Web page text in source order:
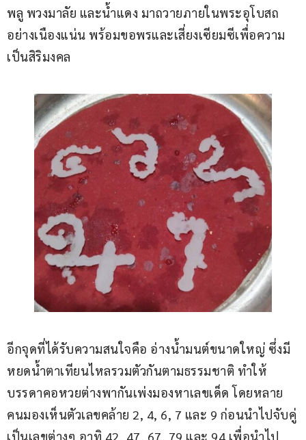
พลู พวงมาลัย และน้ำแดง มาถวายภายในพระอุโบสถ
อย่างเนืองแน่น พร้อมขอพรและเสี่ยงเซียมซีเพื่อความ
เป็นสิริมงคล
อีกจุดที่ได้รับความสนใจคือ อ่างน้ำมนต์ขนาดใหญ่ ซึ่งมี
หยดน้ำตาเทียนไหลรวมตัวกันตามธรรมชาติ ทำให้
บรรดาคอหวยต่างพากันเพ่งมองหาเลขเด็ด โดยหลาย
คนมองเห็นตัวเลขคล้าย 2, 4, 6, 7 และ 9 ก่อนนำไปจับคู่
เป็นเลขต่างๆ อาทิ 42, 47, 67, 79 และ 94 เพื่อนำไป